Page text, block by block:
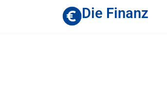
Die Finanz